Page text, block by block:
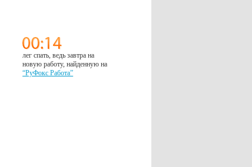
лег спать, ведь завтра на
новую работу, найденную на
“РуФокс Работа”